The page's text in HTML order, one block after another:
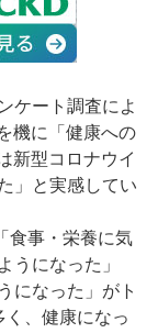
ケート調査によ
機に「健康への
新型コロナウイ
」と実感してい
食事・栄養に気
うになった」
になった」がト
、健康になっ